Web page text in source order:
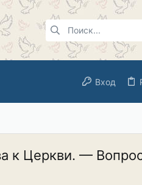
Вход
к Церкви. —